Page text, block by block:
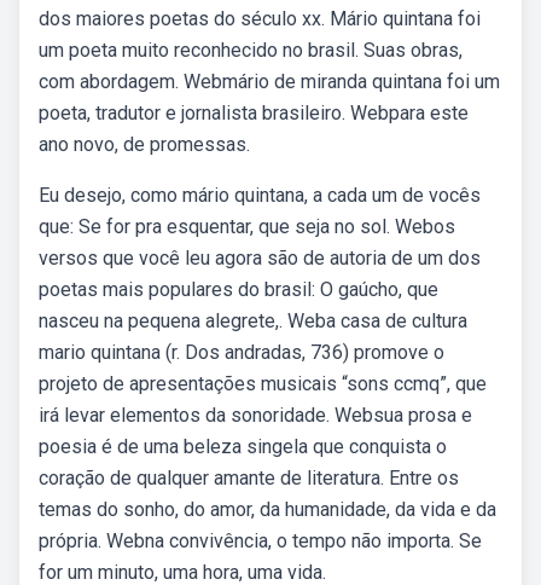
dos maiores poetas do século xx. Mário quintana foi
um poeta muito reconhecido no brasil. Suas obras,
com abordagem. Webmário de miranda quintana foi um
poeta, tradutor e jornalista brasileiro. Webpara este
ano novo, de promessas.
Eu desejo, como mário quintana, a cada um de vocês
que: Se for pra esquentar, que seja no sol. Webos
versos que você leu agora são de autoria de um dos
poetas mais populares do brasil: O gaúcho, que
nasceu na pequena alegrete,. Weba casa de cultura
mario quintana (r. Dos andradas, 736) promove o
projeto de apresentações musicais “sons ccmq”, que
irá levar elementos da sonoridade. Websua prosa e
poesia é de uma beleza singela que conquista o
coração de qualquer amante de literatura. Entre os
temas do sonho, do amor, da humanidade, da vida e da
própria. Webna convivência, o tempo não importa. Se
for um minuto, uma hora, uma vida.